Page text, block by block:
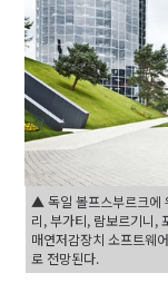
▲ 독일 볼프스부르크에
리, 부가티, 람보르기니,
매연저감장치 소프트웨
로 전망된다.